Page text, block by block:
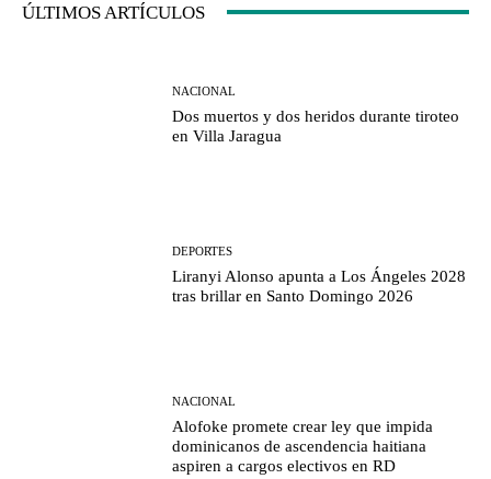
ÚLTIMOS ARTÍCULOS
NACIONAL
Dos muertos y dos heridos durante tiroteo
en Villa Jaragua
DEPORTES
Liranyi Alonso apunta a Los Ángeles 2028
tras brillar en Santo Domingo 2026
NACIONAL
Alofoke promete crear ley que impida
dominicanos de ascendencia haitiana
aspiren a cargos electivos en RD